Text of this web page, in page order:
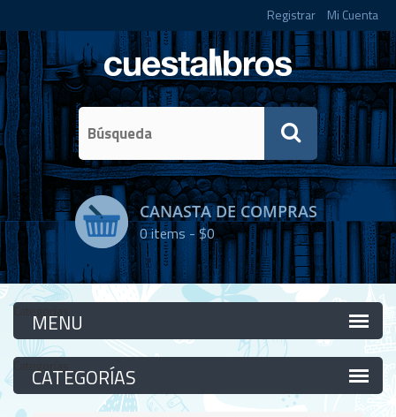
Registrar Mi Cuenta
CANASTA DE COMPRAS
0items -$0
Categorías
Categorías